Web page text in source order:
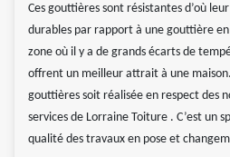
Ces gouttières sont résistantes d’où
durables par rapport à une gouttière en
zone où il y a de grands écarts de
offrent un meilleur attrait à une
gouttières soit réalisée en respect des
services de Lorraine Toiture . C’est un
qualité des travaux en pose et